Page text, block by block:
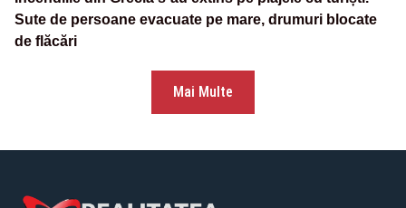
Sute de persoane evacuate pe mare, drumuri blocate
de flăcări
Mai Multe